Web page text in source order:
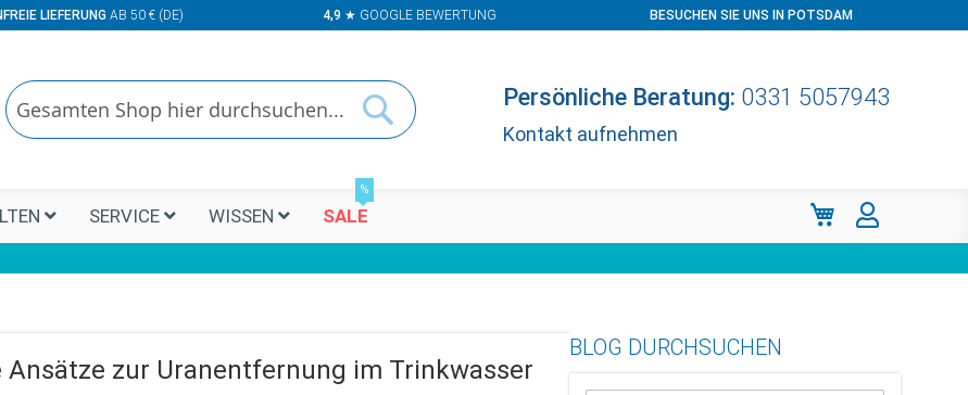
LIEFERUNGAB 50 € (DE) 4,9 ★ GOOGLE BEWERTUNG BESUCHEN SIE UNS IN POTSDAM
Suchen
Persönliche Beratung: 0331 5057943
Kontakt aufnehmen
SERVICE WISSEN SALE
%
Mein Warenkorb
Ansätze zur Uranentfernung im Trinkwasser
BLOG DURCHSUCHEN